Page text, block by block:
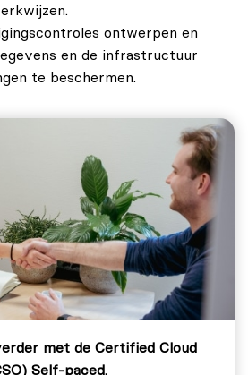
ontwerpen en
en de infrastructuur
te beschermen.
met de Certified Cloud
Self-paced.